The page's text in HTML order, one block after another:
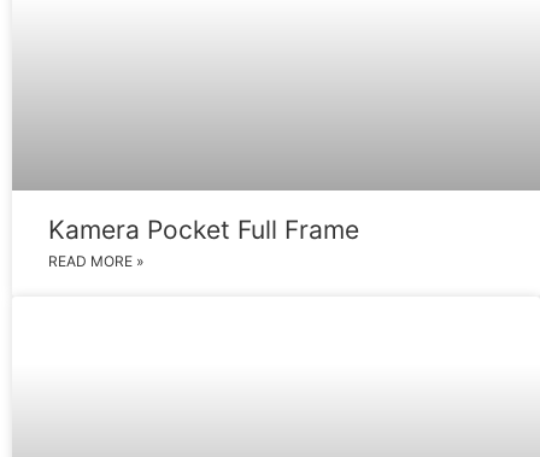
Kamera Pocket Full Frame
READ MORE »